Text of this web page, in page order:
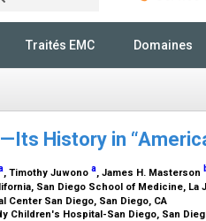
Traités EMC Domaines
History in
, Timothy Juwono a, James H. Masterson
San Diego School of Medicine, La
Center San Diego, San Diego, CA
Children's Hospital-San Diego, San